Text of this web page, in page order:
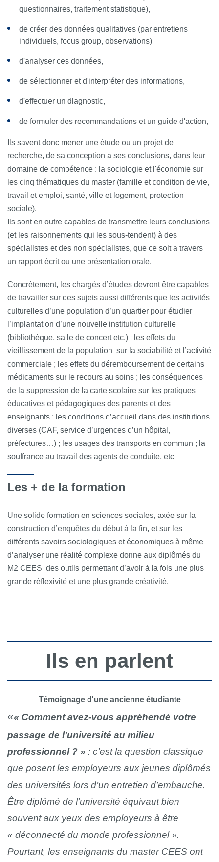
questionnaires, traitement statistique),
de créer des données qualitatives (par entretiens
individuels, focus group, observations),
d'analyser ces données,
de sélectionner et d'interpréter des informations,
d'effectuer un diagnostic,
de formuler des recommandations et un guide d'action,
Ils savent donc mener une étude ou un projet de
recherche, de sa conception à ses conclusions, dans leur
domaine de compétence : la sociologie et l'économie sur
les cinq thématiques du master (famille et condition de vie,
travail et emploi, santé, ville et logement, protection
sociale).
Ils sont en outre capables de transmettre leurs conclusions
(et les raisonnements qui les sous-tendent) à des
spécialistes et des non spécialistes, que ce soit à travers
un rapport écrit ou une présentation orale.
Concrètement, les chargés d’études devront être capables
de travailler sur des sujets aussi différents que les activités
culturelles d’une population d’un quartier pour étudier
l’implantation d’une nouvelle institution culturelle
(bibliothèque, salle de concert etc.) ; les effets du
vieillissement de la population sur la sociabilité et l’activité
commerciale ; les effets du déremboursement de certains
médicaments sur le recours au soins ; les conséquences
de la suppression de la carte scolaire sur les pratiques
éducatives et pédagogiques des parents et des
enseignants ; les conditions d’accueil dans des institutions
diverses (CAF, service d’urgences d’un hôpital,
préfectures…) ; les usages des transports en commun ; la
souffrance au travail des agents de conduite, etc.
Les + de la formation
Une solide formation en sciences sociales, axée sur la
construction d’enquêtes du début à la fin, et sur les
différents savoirs sociologiques et économiques à même
d’analyser une réalité complexe donne aux diplômés du
M2 CEES des outils permettant d’avoir à la fois une plus
grande réflexivité et une plus grande créativité.
Ils en parlent
Témoignage d'une ancienne étudiante
« Comment avez-vous appréhendé votre
passage de l’université au milieu
professionnel ? » : c’est la question classique
que posent les employeurs aux jeunes diplômés
des universités lors d’un entretien d’embauche.
Être diplômé de l’université équivaut bien
souvent aux yeux des employeurs à être
« déconnecté du monde professionnel ».
Pourtant, les enseignants du master CEES ont